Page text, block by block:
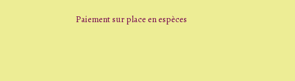
Paiement sur place en espèces